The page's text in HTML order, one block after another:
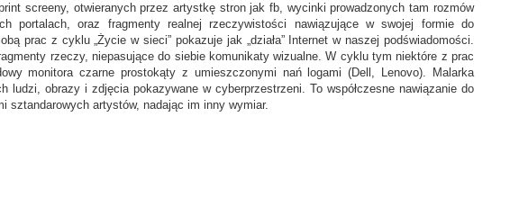
screeny, otwieranych przez artystkę stron jak fb, wycinki prowadzonych tam rozmów
oraz fragmenty realnej rzeczywistości nawiązujące w swojej formie do
prac z cyklu „Życie w sieci” pokazuje jak „działa” Internet w naszej podświadomości.
rzeczy, niepasujące do siebie komunikaty wizualne. W cyklu tym niektóre z prac
monitora czarne prostokąty z umieszczonymi nań logami (Dell, Lenovo). Malarka
obrazy i zdjęcia pokazywane w cyberprzestrzeni. To współczesne nawiązanie do
artystów, nadając im inny wymiar.